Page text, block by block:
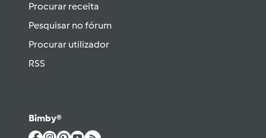
Procurar receita
Pesquisar no fórum
Procurar utilizador
RSS
Bimby®